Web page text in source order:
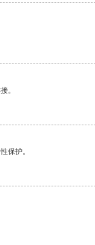
。
保护。